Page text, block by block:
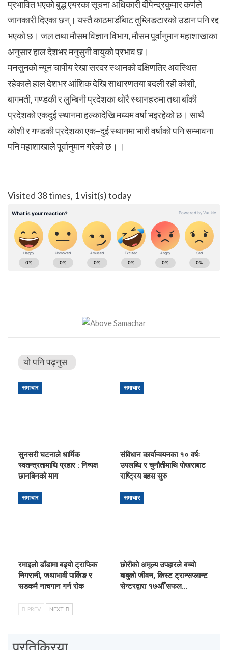
प्रभावित भएको बुद्ध एयरका सूचना अधिकारी दीपेन्द्रकुमार कर्णले
जानकारी दिएका छन्। यस्तै काठमाडौँबाट तुम्लिङटारको उडान पनि रद्द
भएको छ। जल तथा मौसम विज्ञान विभाग, मौसम पूर्वानुमान महाशाखाका
अनुसार हाल देशभर मनुसुनी वायुको प्रभाव छ।
मनसुनको न्यून चापीय रेखा सरदर स्थानको दक्षिणतिर अवस्थित
रहेकाले हाल देशभर आंशिक देखि साधारणतया बदली रही कोशी,
बागमती, गण्डकी र लुम्बिनी प्रदेशका थोरै स्थानहरुमा तथा बाँकी
प्रदेशको एकदुई स्थानमा हल्कादेखि मध्यम वर्षा भइरहेको छ। साथै
कोशी र गण्डकी प्रदेशका एक–दुई स्थानमा भारी वर्षाको पनि सम्भावना
पनि महाशाखाले पूर्वानुमान गरेको छ। ।
Visited 38 times, 1 visit(s) today
यो पनि पढ्नुस
समाचार
सुनसरी घटनाले धार्मिक
स्वतन्त्रतामाथि प्रहार : निष्पक्ष
छानबिनको माग
समाचार
संविधान कार्यान्वयनका १० वर्षः
उपलब्धि र चुनौतीमाथि पोखराबाट
राष्ट्रिय बहस सुरु
समाचार
रमाइलो डाँडामा बढ्यो ट्राफिक
निगरानी, जथाभावी पार्किङ र
सडकमै नाचगान गर्न रोक
समाचार
छोरीको अमूल्य उपहारले बच्यो
बाबुको जीवन, किस्ट ट्रान्सप्लान्ट
सेन्टरद्वारा १७औँ सफल…
PREV NEXT